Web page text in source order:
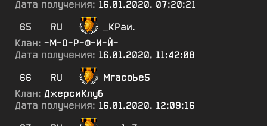
Дата получения: 16.01.2020, 07:20:21
65
RU
_КРай.
Клан: -М-О-Р-Ф-И-Й-
Дата получения: 16.01.2020, 11:42:08
66
RU
МгасоЬе5
Клан: ДжерсиКлуб
Дата получения: 16.01.2020, 12:09:16